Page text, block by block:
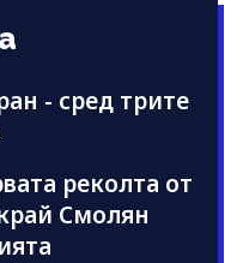
- сред трите
реколта от
Смолян